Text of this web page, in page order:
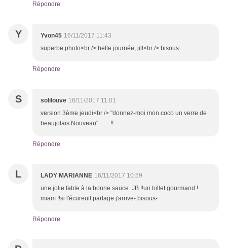
Répondre
Y Yvon45 16/11/2017 11:43
superbe photo<br /> belle journée, jill<br /> bisous
Répondre
S solilouve 16/11/2017 11:01
version 3ème jeudi<br /> "donnez-moi mon coco un verre de
beaujolais Nouveau"....... !!
Répondre
L LADY MARIANNE 16/11/2017 10:59
une jolie fable à la bonne sauce JB !!un billet gourmand !
miam !!si l'écureuil partage j'arrive- bisous-
Répondre